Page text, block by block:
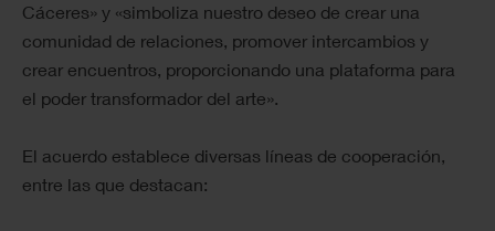
Cáceres» y «simboliza nuestro deseo de crear una
comunidad de relaciones, promover intercambios y
crear encuentros, proporcionando una plataforma para
el poder transformador del arte».
El acuerdo establece diversas líneas de cooperación,
entre las que destacan: